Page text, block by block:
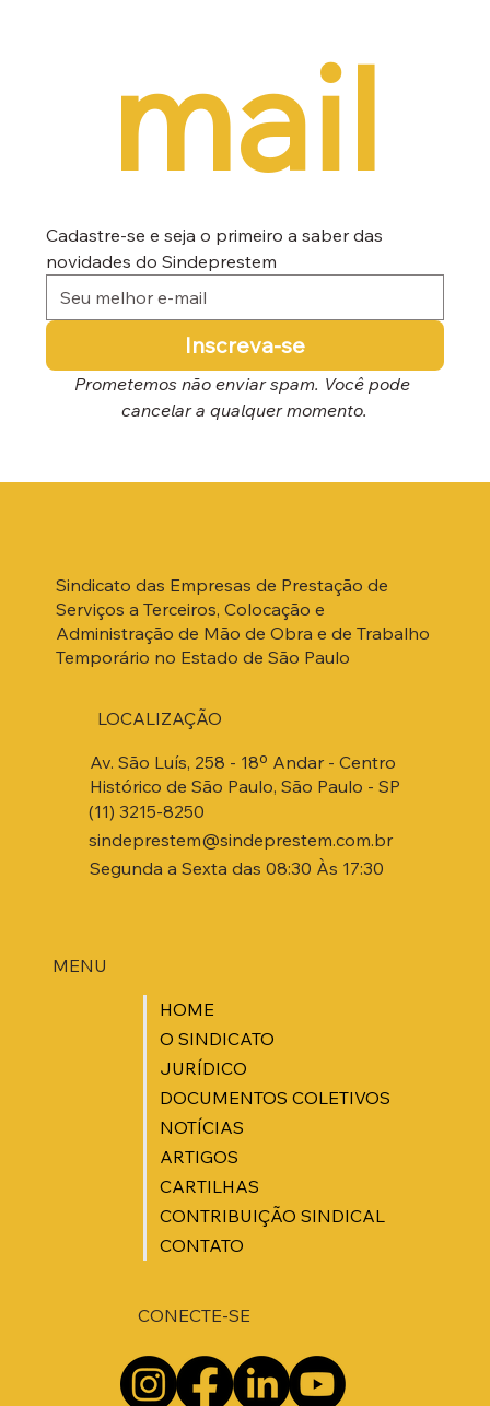
mail
Cadastre-se e seja o primeiro a saber das
novidades do Sindeprestem
Inscreva-se
Prometemos não enviar spam. Você pode
cancelar a qualquer momento.
Sindicato das Empresas de Prestação de
Serviços a Terceiros, Colocação e
Administração de Mão de Obra e de Trabalho
Temporário no Estado de São Paulo
MENU
HOME
O SINDICATO
JURÍDICO
DOCUMENTOS COLETIVOS
NOTÍCIAS
ARTIGOS
CARTILHAS
CONTRIBUIÇÃO SINDICAL
CONTATO
Av. São Luís, 258 - 18º Andar - Centro
Histórico de São Paulo, São Paulo - SP
(11) 3215-8250
sindeprestem@sindeprestem.com.br
Segunda a Sexta das 08:30 Às 17:30
LOCALIZAÇÃO
CONECTE-SE